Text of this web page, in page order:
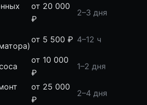
от 20 000
₽
2–3 дня
от 5 500 ₽ 4–12 ч
от 10 000
₽
1–2 дня
от 25 000
₽
2–4 дня